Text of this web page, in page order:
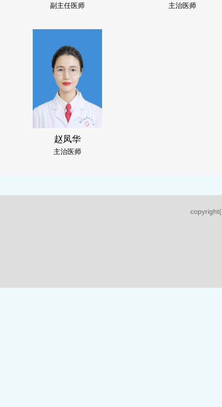
副主任医师 主治医师
赵凤华
主治医师